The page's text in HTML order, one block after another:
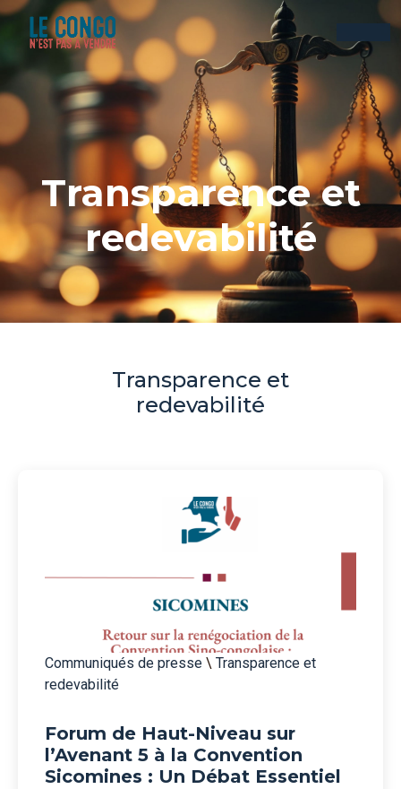
Transparence et
redevabilité
Transparence et
redevabilité
Communiqués de presse \ Transparence et
redevabilité
Forum de Haut-Niveau sur
l’Avenant 5 à la Convention
Sicomines : Un Débat Essentiel